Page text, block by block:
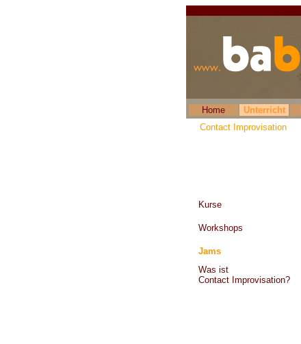
Home Unterricht
Contact Improvisation
Kurse
Workshops
Jams
Was ist
Contact Improvisation?